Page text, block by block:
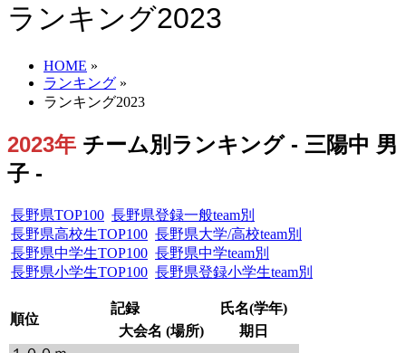
ランキング2023
HOME »
ランキング »
ランキング2023
2023年 チーム別ランキング - 三陽中 男
子 -
長野県TOP100 長野県登録一般team別
長野県高校生TOP100 長野県大学/高校team別
長野県中学生TOP100 長野県中学team別
長野県小学生TOP100 長野県登録小学生team別
順位
記録
氏名(学年)
大会名 (場所)
期日